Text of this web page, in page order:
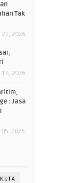
Tak
22, 2026
14, 2026
: Jasa
05, 2025